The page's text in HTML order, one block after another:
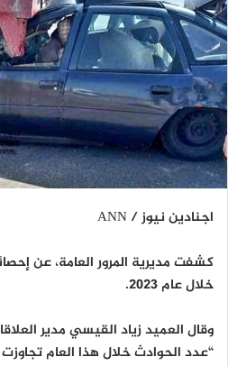
اجنادين نيوز / ANN
كشفت مديرية المرور العامة، عن
خلال عام 2023.
وقال العميد زياد القيسي مدير
“عدد الحوادث خلال هذا العام